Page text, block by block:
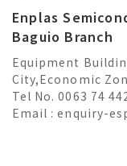
Enplas
Baguio Branch
Equipment
City,Economic
Tel No. 0063 74
Email :enquiry-